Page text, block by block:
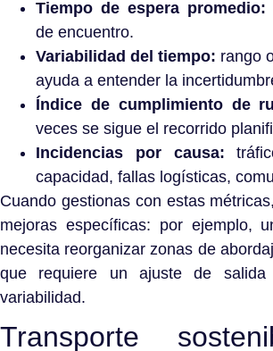
Tiempo de espera promedio:
de encuentro.
Variabilidad del tiempo: rango
ayuda a entender la
Índice de cumplimiento de
veces se sigue el recorrido
Incidencias por causa:
capacidad, fallas logísticas,
Cuando gestionas con estas
mejoras específicas: por ejemplo,
necesita reorganizar zonas de
que requiere un ajuste de salida
variabilidad.
Transporte